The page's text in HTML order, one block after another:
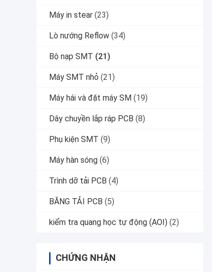
Máy in stear (23)
Lò nướng Reflow (34)
Bộ nạp SMT (21)
Máy SMT nhỏ (21)
Máy hái và đặt máy SM (19)
Dây chuyền lắp ráp PCB (8)
Phụ kiện SMT (9)
Máy hàn sóng (6)
Trình dỡ tải PCB (4)
BĂNG TẢI PCB (5)
kiểm tra quang học tự động (AOI) (2)
CHỨNG NHẬN